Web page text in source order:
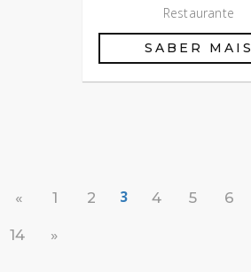
Restaurante
SABER MAIS
« 1 2 3 4 5 6
14 »